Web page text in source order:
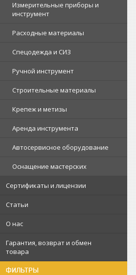
Измерительные приборы и
инструмент
Расходные материалы
Спецодежда и СИЗ
Ручной инструмент
Строительные материалы
Крепеж и метизы
Аренда инструмента
Автосервисное оборудование
Оснащение мастерских
Сертификаты и лицензии
Статьи
О нас
Гарантия, возврат и обмен
товара
ФИЛЬТРЫ